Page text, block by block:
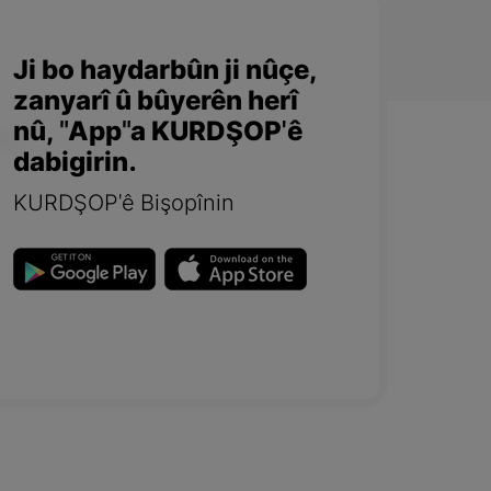
Ji bo haydarbûn ji nûçe,
zanyarî û bûyerên herî
nû, "App"a KURDŞOP'ê
dabigirin.
KURDŞOP'ê Bişopînin